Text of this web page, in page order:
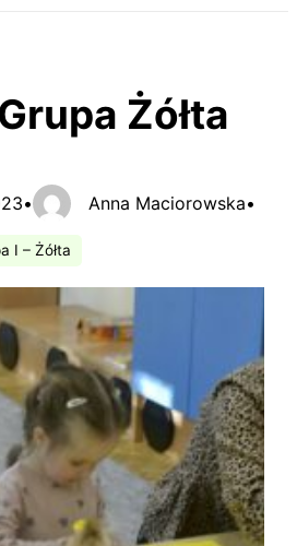
Żółta
• Anna Maciorowska•
I – Żółta